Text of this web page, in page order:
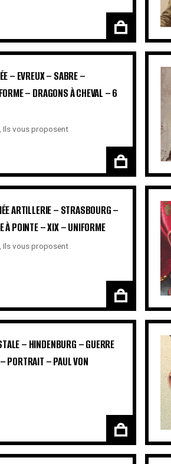
– EVREUX – SABRE –
– DRAGONS À CHEVAL – 6
Ils vous proposent
ARTILLERIE – STRASBOURG –
À POINTE – XIX – UNIFORME
Ils vous proposent
– HINDENBURG – GUERRE
PORTRAIT – PAUL VON